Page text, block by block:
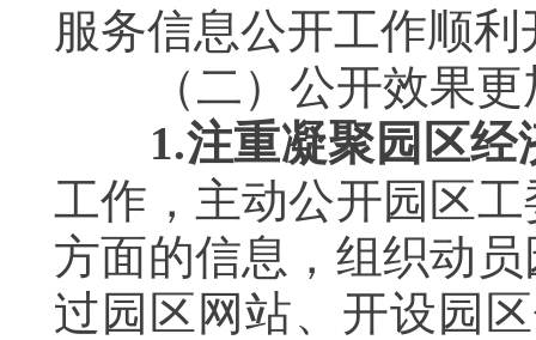
服务信息公开工作顺利
（二）公开效果更
1.注重凝聚园区经
工作，主动公开园区
方面的信息，组织动
过园区网站、开设园